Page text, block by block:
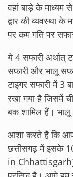
वहां बाड़े के माध्यम
द्वार की व्यवस्था
पर कम गति पर
ये 4 सफारी अर्थात्
सफारी और भालू
टाइगर सफारी में 3
रखा गया है जिसमें
बक शामिल हैं। भालू
आशा करते है कि
छत्तीसगढ़ में इसके
in Chhattisgarh)